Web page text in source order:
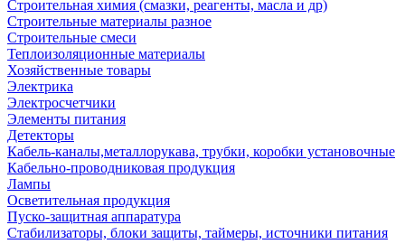
Строительная химия (смазки, реагенты, масла и др)
Строительные материалы разное
Строительные смеси
Теплоизоляционные материалы
Хозяйственные товары
Электрика
Электросчетчики
Элементы питания
Детекторы
Кабель-каналы,металлорукава, трубки, коробки установочные
Кабельно-проводниковая продукция
Лампы
Осветительная продукция
Пуско-защитная аппаратура
Стабилизаторы, блоки защиты, таймеры, источники питания